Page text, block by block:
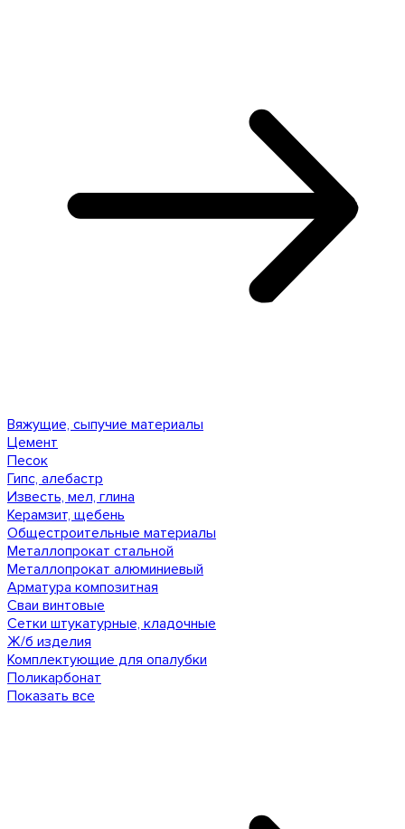
Вяжущие, сыпучие материалы
Цемент
Песок
Гипс, алебастр
Известь, мел, глина
Керамзит, щебень
Общестроительные материалы
Металлопрокат стальной
Металлопрокат алюминиевый
Арматура композитная
Сваи винтовые
Сетки штукатурные, кладочные
Ж/б изделия
Комплектующие для опалубки
Поликарбонат
Показать все